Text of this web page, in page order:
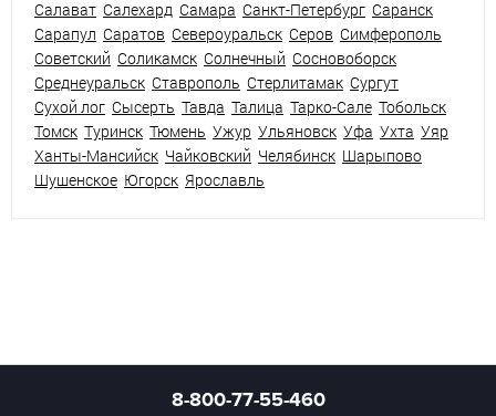
Салават Салехард Самара Санкт-Петербург Саранск
Сарапул Саратов Североуральск Серов Симферополь
Советский Соликамск Солнечный Сосновоборск
Среднеуральск Ставрополь Стерлитамак Сургут
Сухой лог Сысерть Тавда Талица Тарко-Сале Тобольск
Томск Туринск Тюмень Ужур Ульяновск Уфа Ухта Уяр
Ханты-Мансийск Чайковский Челябинск Шарыпово
Шушенское Югорск Ярославль
8-800-77-55-460